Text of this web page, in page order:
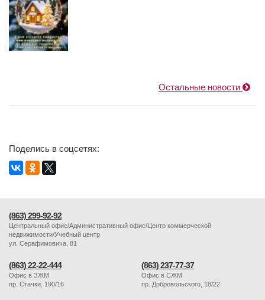
Остальные новости
Поделись в соцсетях:
(863) 299-92-92
Центральный офис/Административный офис/Центр коммерческой
недвижимости/Учебный центр
ул. Серафимовича, 81
(863) 22-22-444
Офис в ЗЖМ
пр. Стачки, 190/16
(863) 237-77-37
Офис в СЖМ
пр. Добровольского, 18/22